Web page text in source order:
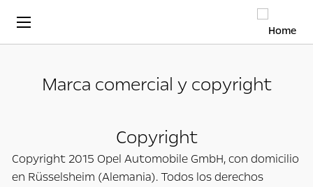
Marca comercial y copyright
Copyright
Copyright 2015 Opel Automobile GmbH, con domicilio
en Rüsselsheim (Alemania). Todos los derechos